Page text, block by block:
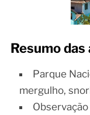
Resumo
Parque
mergulho,